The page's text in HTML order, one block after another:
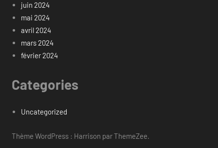
juin 2024
mai 2024
avril 2024
mars 2024
février 2024
Categories
Uncategorized
Thème WordPress : Harrison par ThemeZee.